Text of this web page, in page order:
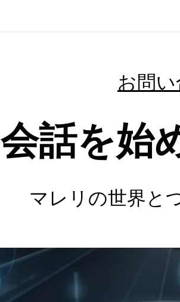
お問
会話を始
マレリの世界と